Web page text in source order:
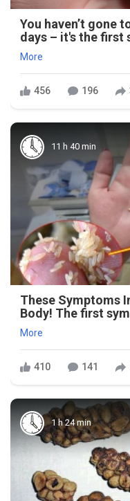
You haven’t gone
days – it's the first
More
456 196
11 h 40 min
These Symptoms
Body! The first
More
410 141
1 h 24 min